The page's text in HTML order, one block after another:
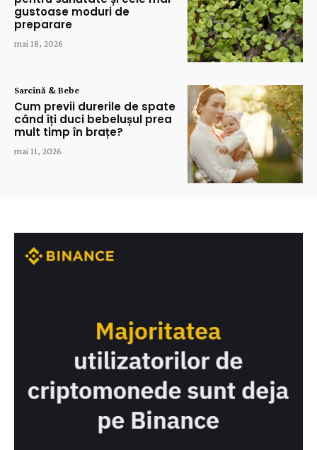
gustoase moduri de
preparare
mai 18, 2026
Sarcină & Bebe
Cum previi durerile de spate
când îți duci bebelușul prea
mult timp în brațe?
mai 11, 2026